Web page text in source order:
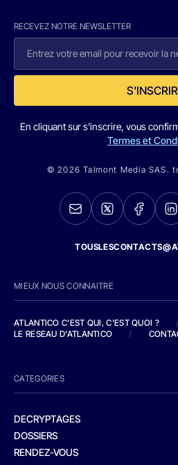
RECEVEZ NOTRE NEWSLETTER
En cliquant sur s'inscrire, vous
Termes et
© 2026 Talmont Media SAS.
MIEUX NOUS CONNAITRE
ATLANTICO C'EST QUI, C'EST QUOI ?
/
LE RESEAU D'ATLANTICO
/
CATEGORIES
DECRYPTAGES
DOSSIERS
RENDEZ-VOUS